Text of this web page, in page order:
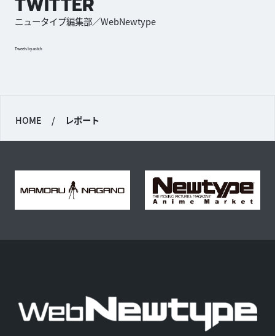
ニュータイプ編集部／WebNewtype
Tweets by antch
HOME / レポート